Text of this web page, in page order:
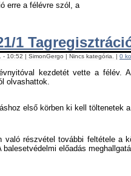
erre a félévre szól, a
1
- 10:52 | SimonGergo | Nincs kategória. | 0
kezdetét vette a félév.
olvashattok.
első körben ki kell töltenetek
való részvétel további feltétele a
balesetvédelmi előadás